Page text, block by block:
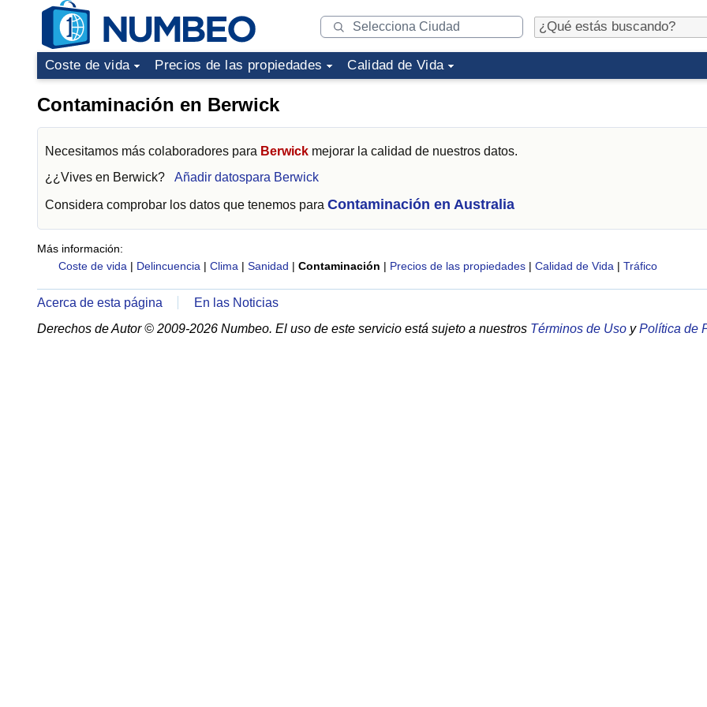
Coste de vida Precios de las propiedades Calidad de Vida
Contaminación en Berwick
Necesitamos más colaboradores para Berwick mejorar la calidad de nuestros datos.
¿¿Vives en Berwick? Añadir datospara Berwick
Considera comprobar los datos que tenemos para Contaminación en Australia
Más información:
Coste de vida | Delincuencia | Clima | Sanidad | Contaminación | Precios de las propiedades | Calidad de Vida | Tráfico
Acerca de esta página
En las Noticias
Derechos de Autor © 2009-2026 Numbeo. El uso de este servicio está sujeto a nuestros Términos de Uso yPolítica de